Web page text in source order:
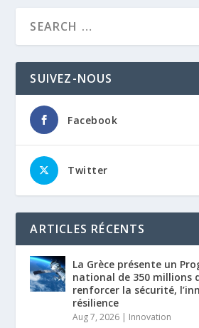
SUIVEZ-NOUS
Facebook
Twitter
ARTICLES RÉCENTS
La Grèce présente un
national de 350 millions
renforcer la sécurité,
résilience
Aug 7, 2026 | Innovation